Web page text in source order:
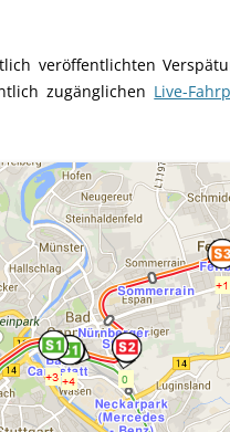
veröffentlichten
zugänglichen Live-